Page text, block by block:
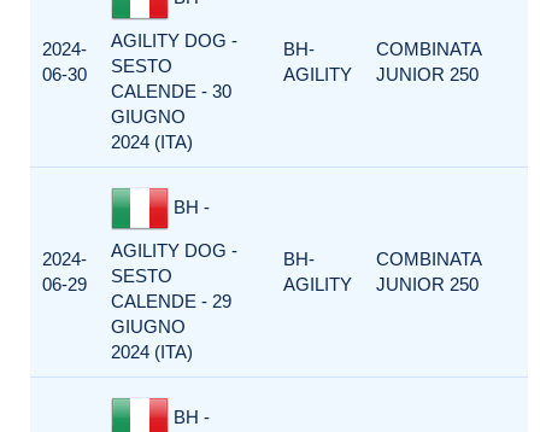
2024-
06-30
AGILITY DOG -
SESTO
CALENDE - 30
GIUGNO
2024 (ITA)
BH-
AGILITY
COMBINATA
JUNIOR 250
2024-
06-29
BH -
AGILITY DOG -
SESTO
CALENDE - 29
GIUGNO
2024 (ITA)
BH-
AGILITY
COMBINATA
JUNIOR 250
BH -